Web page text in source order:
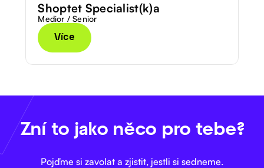
Shoptet Specialist(k)a
Medior / Senior
Více
Zní to jako něco pro tebe?
Pojďme si zavolat a zjistit, jestli si sedneme.